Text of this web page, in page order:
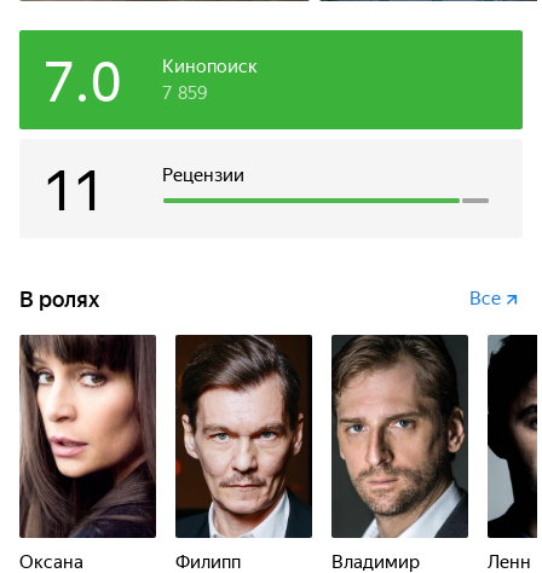
Кинопоиск
7.0 7 859
Рецензии
11
В ролях Все
Оксана
Филипп
Владимир
Ленн